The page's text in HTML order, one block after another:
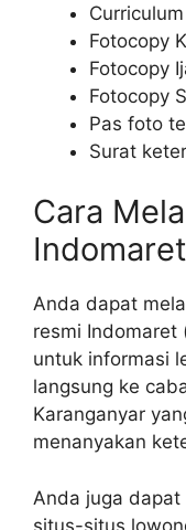
Fotocopy
Fotocopy
Fotocopy
Pas foto
Surat
Cara
Indomaret
Anda dapat
resmi Indomaret
untuk informasi
langsung ke
Karanganyar
menanyakan
Anda juga
situs-situs